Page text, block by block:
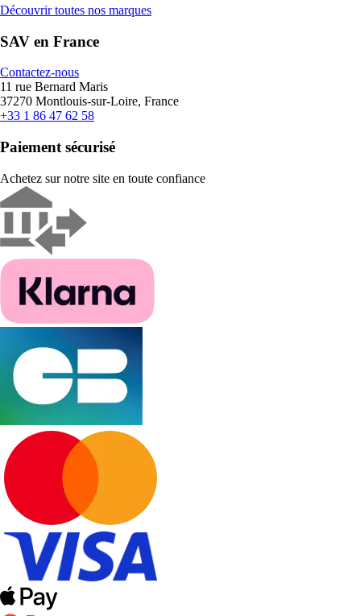
Découvrir toutes nos marques
SAV en France
Contactez-nous
11 rue Bernard Maris
37270 Montlouis-sur-Loire, France
+33 1 86 47 62 58
Paiement sécurisé
Achetez sur notre site en toute confiance